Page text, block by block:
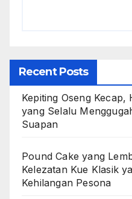
Recent Posts
Kepiting Oseng Kecap,
yang Selalu
Suapan
Pound Cake yang
Kelezatan Kue Klasik
Kehilangan Pesona